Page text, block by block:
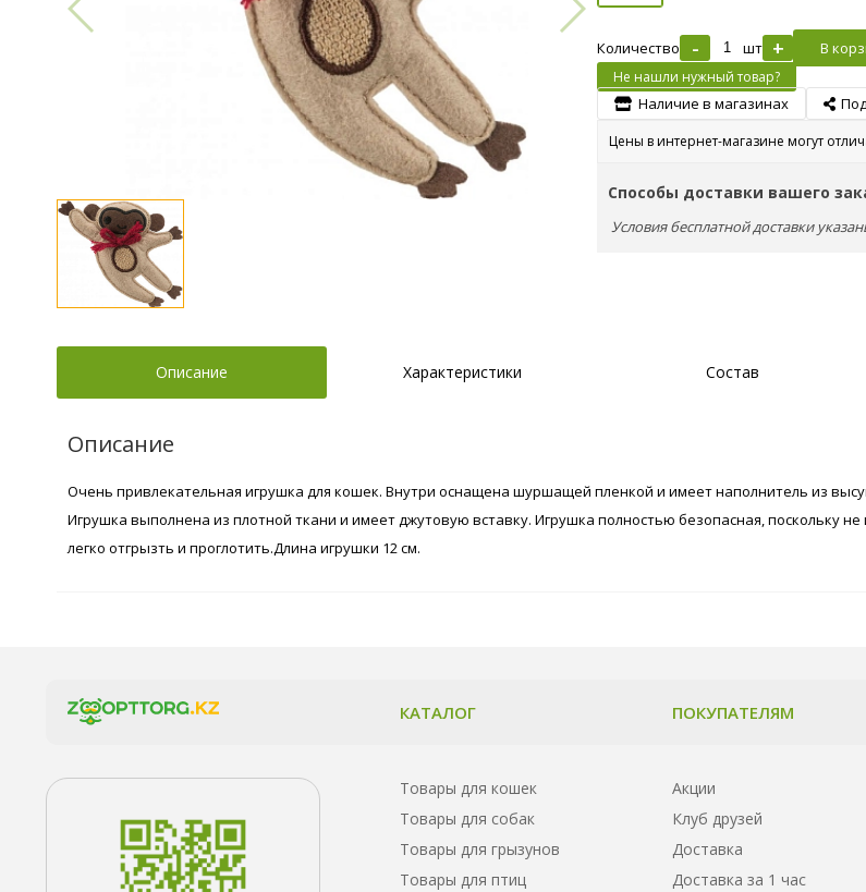
Количество - шт + В
Не нашли нужный товар?
Наличие в магазинах
Цены в интернет-магазине могут
Способы доставки вашего
Условия бесплатной доставки
Описание Характеристики Состав
Описание
Очень привлекательная игрушка для кошек. Внутри оснащена шуршащей пленкой и имеет наполнитель из
Игрушка выполнена из плотной ткани и имеет джутовую вставку. Игрушка полностью безопасная, поскольку
легко отгрызть и проглотить.Длина игрушки 12 см.
КАТАЛОГ
Товары для кошек
Товары для собак
Товары для грызунов
Товары для птиц
ПОКУПАТЕЛЯМ
Акции
Клуб друзей
Доставка
Доставка за 1 час